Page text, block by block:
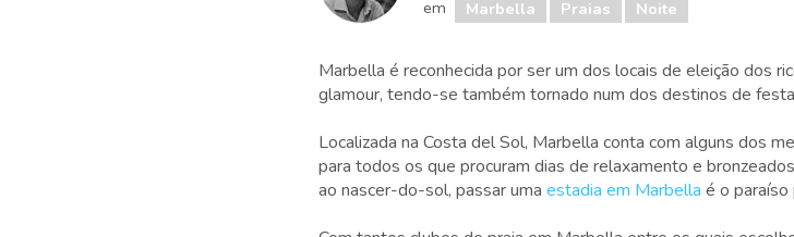
em
Marbella Praias Noite
Marbella é reconhecida por ser um dos locais de eleição dos
glamour, tendo-se também tornado num dos destinos de
Localizada na Costa del Sol, Marbella conta com alguns dos
para todos os que procuram dias de relaxamento e
ao nascer-do-sol, passar uma estadia em Marbella é o